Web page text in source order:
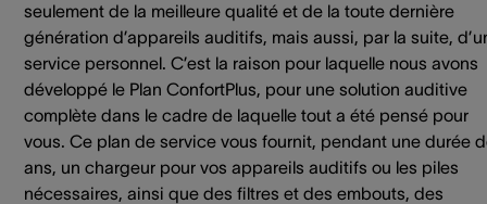
seulement de la meilleure qualité et de la toute dernière
génération d’appareils auditifs, mais aussi, par la suite,
service personnel. C’est la raison pour laquelle nous avons
développé le Plan ConfortPlus, pour une solution auditive
complète dans le cadre de laquelle tout a été pensé pour
vous. Ce plan de service vous fournit, pendant une durée
ans, un chargeur pour vos appareils auditifs ou les piles
nécessaires, ainsi que des filtres et des embouts, des